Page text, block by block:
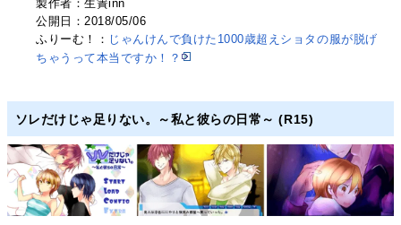
製作者：生簀inn
公開日：2018/05/06
ふりーむ！： じゃんけんで負けた1000歳超えショタの服が脱げ
ちゃうって本当ですか！？
ソレだけじゃ足りない。～私と彼らの日常～ (R15)